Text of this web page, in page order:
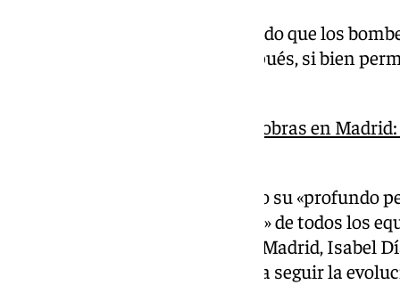
Las mismas fuentes han indicado que los
del lugar del siniestro poco después, si bien
Se derrumba un edificio en obras en
El alcalde Almeida ha expresado su «profundo
agradecido la «entrega ejemplar» de todos los
presidenta de la Comunidad de Madrid, Isabel
puesto de mando avanzado para seguir la